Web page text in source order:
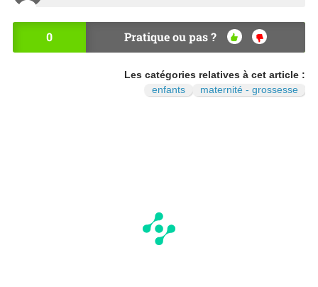
0 Pratique ou pas ?
OU
NO
N
Les catégories relatives à cet article :
enfants
maternité - grossesse